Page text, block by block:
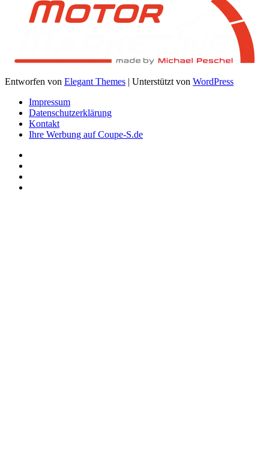
Entworfen von Elegant Themes | Unterstützt von WordPress
Impressum
Datenschutzerklärung
Kontakt
Ihre Werbung auf Coupe-S.de